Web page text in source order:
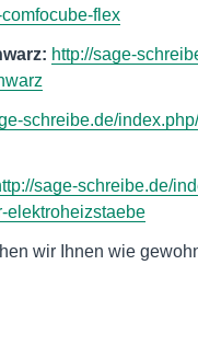
flex
http://sage-
schreibe.de/
sage-schreibe.de/
elektroheizstaebe
wir Ihnen wie